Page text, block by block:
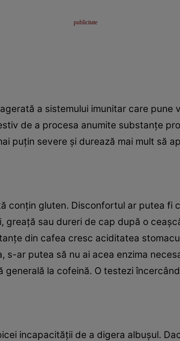
a sistemului imunitar care pune
de a procesa anumite substanțe
puțin severe și durează mai mult să
conțin gluten. Disconfortul ar putea fi
greață sau dureri de cap după o
din cafea cresc aciditatea
s-ar putea să nu ai acea enzima
generală la cofeină. O testezi
incapacității de a digera albușul.